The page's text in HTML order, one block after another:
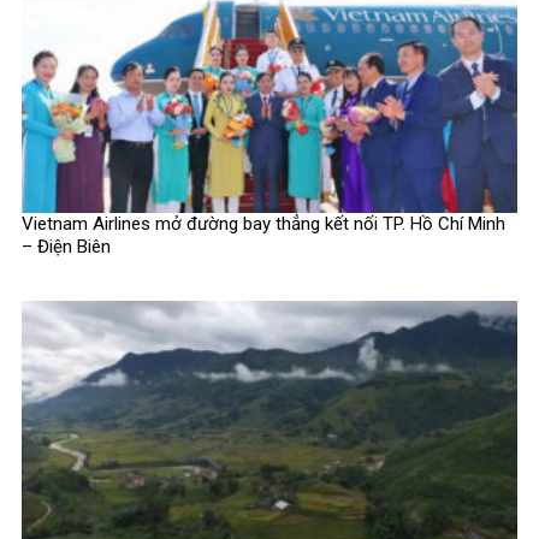
Vietnam Airlines mở đường bay thẳng kết nối TP. Hồ Chí Minh
– Điện Biên